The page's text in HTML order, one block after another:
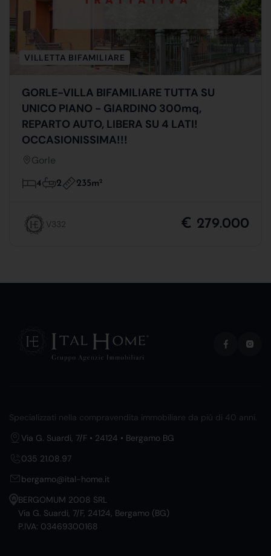
VILLETTA BIFAMILIARE
GORLE-VILLA BIFAMILIARE TUTTA SU
UNICO PIANO - GIARDINO 300mq,
REPARTO AUTO, LIBERA SU 4 LATI!
OCCASIONISSIMA!!!
Gorle
4 2 235m2
V332 € 279.000
Specializzati nella compravendita immobiliare da più di 40 anni.
Via G. Suardi, 7/F • 24124 • Bergamo BG
035 21.08.97
bergamo@ital-home.it
BERGOMUM 2008 SRL
Via G. Suardi, 7/F, 24124, Bergamo (BG)
P.IVA: 03469300168